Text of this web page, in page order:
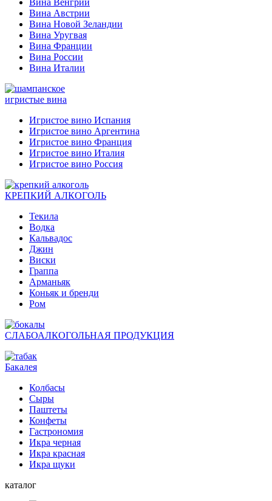
Вина Венгрии
Вина Австрии
Вина Новой Зеландии
Вина Уругвая
Вина Франции
Вина России
Вина Италии
игристые вина
Игристое вино Испания
Игристое вино Аргентина
Игристое вино Франция
Игристое вино Италия
Игристое вино Россия
КРЕПКИЙ АЛКОГОЛЬ
Текила
Водка
Кальвадос
Джин
Виски
Граппа
Арманьяк
Коньяк и бренди
Ром
СЛАБОАЛКОГОЛЬНАЯ ПРОДУКЦИЯ
Бакалея
Колбасы
Сыры
Паштеты
Конфеты
Гастрономия
Икра черная
Икра красная
Икра щуки
каталог